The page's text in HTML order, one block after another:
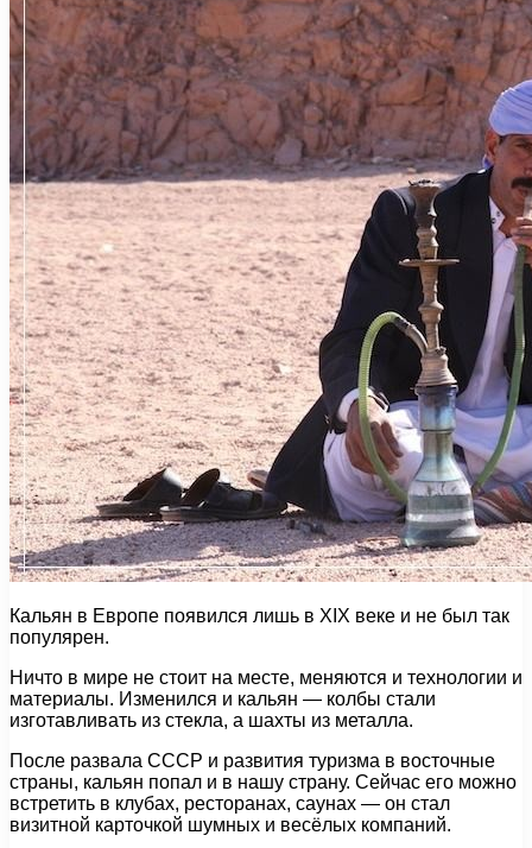
Кальян в Европе появился лишь в ХIХ веке и не был так
популярен.
Ничто в мире не стоит на месте, меняются и технологии и
материалы. Изменился и кальян — колбы стали
изготавливать из стекла, а шахты из металла.
После развала СССР и развития туризма в восточные
страны, кальян попал и в нашу страну. Сейчас его можно
встретить в клубах, ресторанах, саунах — он стал
визитной карточкой шумных и весёлых компаний.